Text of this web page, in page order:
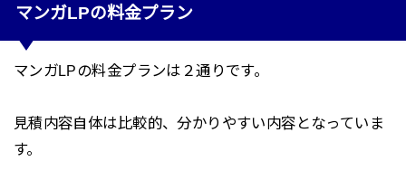
マンガLPの料金プラン
マンガLPの料金プランは２通りです。
見積内容自体は比較的、分かりやすい内容となっていま
す。